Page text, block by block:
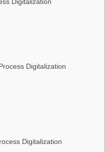
Digitalization
Digitalization
Digitalization